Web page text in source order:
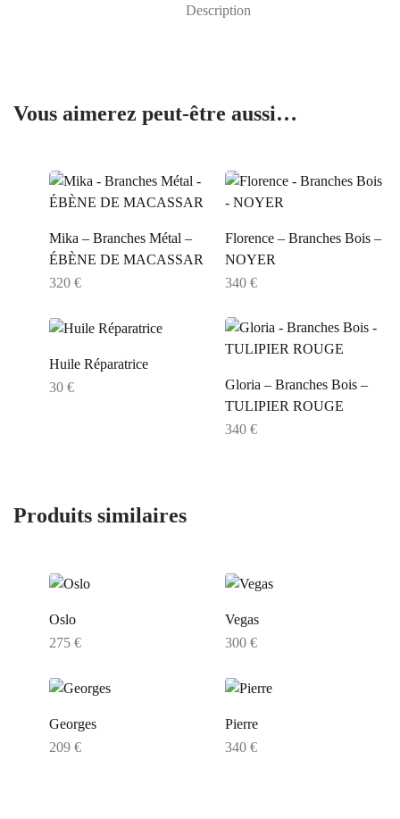
Description
Vous aimerez peut-être aussi…
Mika – Branches Métal –
ÉBÈNE DE MACASSAR
320 €
Florence – Branches Bois –
NOYER
340 €
Huile Réparatrice
30 €
Gloria – Branches Bois –
TULIPIER ROUGE
340 €
Produits similaires
Oslo
275 €
Vegas
300 €
Georges
209 €
Pierre
340 €